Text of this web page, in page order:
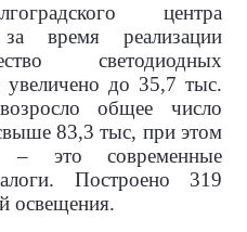
центра
за время реализации
светодиодных
увеличено до 35,7 тыс.
общее число
83,3 тыс, при этом
это современные
Построено 319
освещения.